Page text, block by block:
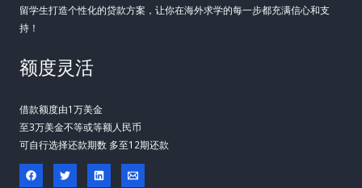
留学生打造个性化的贷款方案，让你在海外求学的每一步都充满信心和支
持！
额度灵活
借款额度由1万美金
至3万美金不等或等额人民币
可自行选择还款期数 多至12期还款